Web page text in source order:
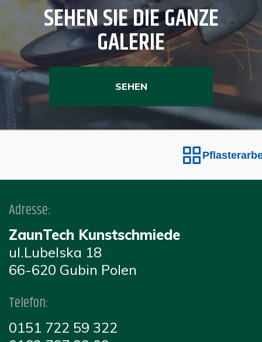
SEHEN SIE DIE GANZE
GALERIE
SEHEN
Adresse:
ZaunTech Kunstschmiede
ul.Lubelska 18
66-620 Gubin Polen
Telefon:
0151 722 59 322